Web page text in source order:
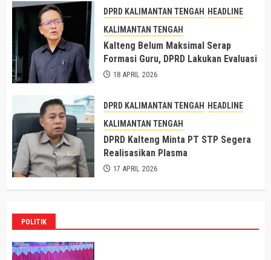
DPRD KALIMANTAN TENGAH
HEADLINE
KALIMANTAN TENGAH
Kalteng Belum Maksimal Serap
Formasi Guru, DPRD Lakukan Evaluasi
18 APRIL 2026
DPRD KALIMANTAN TENGAH
HEADLINE
KALIMANTAN TENGAH
DPRD Kalteng Minta PT STP Segera
Realisasikan Plasma
17 APRIL 2026
POLITIK